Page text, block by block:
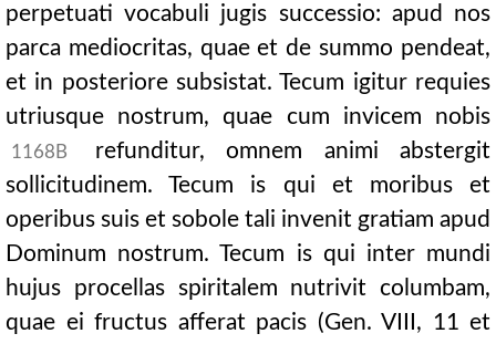
perpetuati vocabuli jugis successio: apud nos
parca mediocritas, quae et de summo pendeat,
et in posteriore subsistat. Tecum igitur requies
utriusque nostrum, quae cum invicem nobis
1168B
refunditur, omnem animi abstergit
sollicitudinem. Tecum is qui et moribus et
operibus suis et sobole tali invenit gratiam apud
Dominum nostrum. Tecum is qui inter mundi
hujus procellas spiritalem nutrivit columbam,
quae ei fructus afferat pacis (Gen. VIII, 11 et